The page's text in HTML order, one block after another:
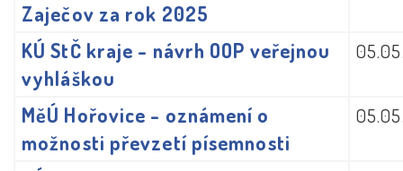
Zaječov za rok 2025
KÚ StČ kraje - návrh OOP veřejnou
vyhláškou
MěÚ Hořovice - oznámení o
možnosti převzetí písemnosti